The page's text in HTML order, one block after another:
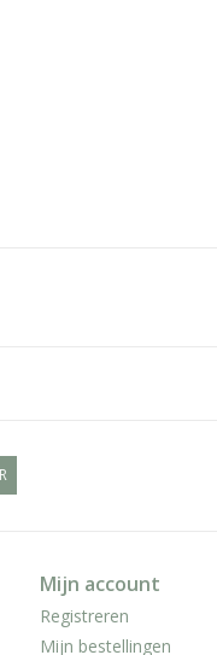
Mijn account
Registreren
Mijn bestellingen